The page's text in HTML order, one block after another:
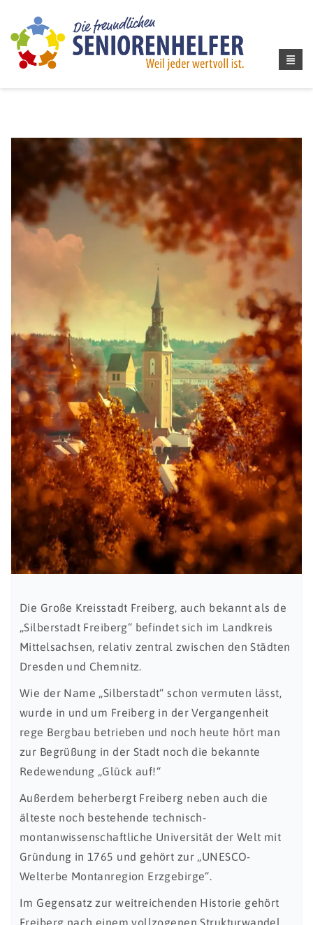
Die Große Kreisstadt Freiberg, auch bekannt als de
„Silberstadt Freiberg“ befindet sich im Landkreis
Mittelsachsen, relativ zentral zwischen den Städten
Dresden und Chemnitz.
Wie der Name „Silberstadt“ schon vermuten lässt,
wurde in und um Freiberg in der Vergangenheit
rege Bergbau betrieben und noch heute hört man
zur Begrüßung in der Stadt noch die bekannte
Redewendung „Glück auf!“
Außerdem beherbergt Freiberg neben auch die
älteste noch bestehende technisch-
montanwissenschaftliche Universität der Welt mit
Gründung in 1765 und gehört zur „UNESCO-
Welterbe Montanregion Erzgebirge“.
Im Gegensatz zur weitreichenden Historie gehört
Freiberg nach einem vollzogenen Strukturwandel